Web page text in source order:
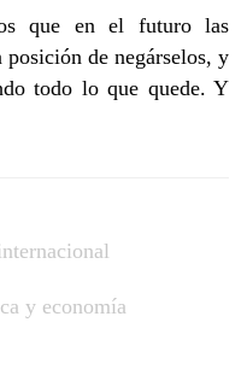
que en el futuro las
posición de negárselos, y
todo lo que quede. Y
y economía